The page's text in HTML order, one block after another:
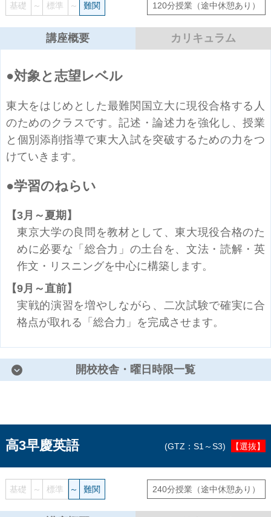
120分授業 （途中休憩あり）
基礎 ～ 標準 ～ 難関
開校校舎・曜日時限一覧
講座概要 カリキュラム
対象と志望レベル
東大をはじめとした最難関国立大に現役合格する人
のためのクラスです。記述・論述力を強化し、授業
と個別添削指導で東大入試を突破するための力をつ
けていきます。
学習のねらい
3月～夏期
東京大学の良問を教材として、東大現役合格のた
めに必要な「総合力」の土台を、文法・読解・英
作文・リスニングを中心に構築します。
9月～直前
実戦的演習を増やしながら、二次試験で確実に合
格点が取れる「総合力」を完成させます。
高3早慶英語 GTZ：S1～S3 【選抜】
240分授業 （途中休憩あり）
基礎 ～ 標準 ～ 難関